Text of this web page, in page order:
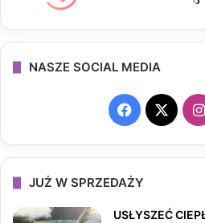
NASZE SOCIAL MEDIA
F
a
X
I
JUŻ W SPRZEDAŻY
USŁYSZEĆ